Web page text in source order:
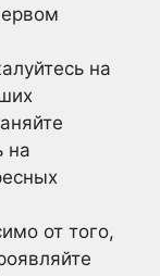
на
на
от того,